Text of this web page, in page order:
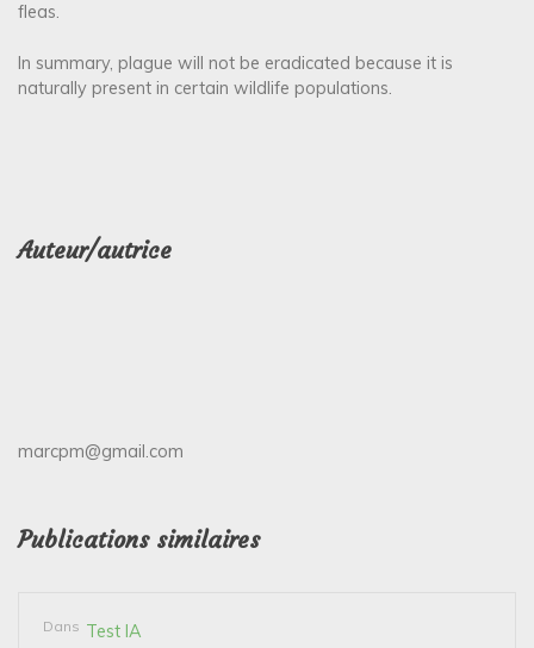
fleas.
In summary, plague will not be eradicated because it is
naturally present in certain wildlife populations.
Auteur/autrice
marcpm@gmail.com
Publications similaires
Dans Test IA